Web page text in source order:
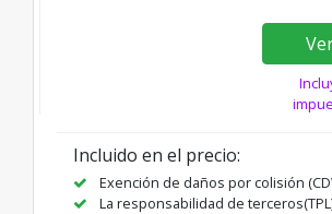
Incluido en el precio:
Exención de daños por colisión
La responsabilidad de